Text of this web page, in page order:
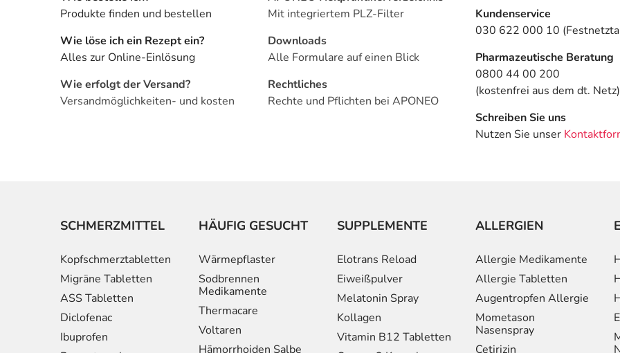
Produkte finden und bestellen
Wie löse ich ein Rezept ein?
Alles zur Online-Einlösung
Wie erfolgt der Versand?
Versandmöglichkeiten- und kosten
Mit integriertem PLZ-Filter
Downloads
Alle Formulare auf einen Blick
Rechtliches
Rechte und Pflichten bei APONEO
Kundenservice
030 622 000 10
Pharmazeutische Beratung
0800 44 00 200
(kostenfrei aus dem dt. Netz)
Schreiben Sie uns
Nutzen Sie unser
SCHMERZMITTEL
Kopfschmerztabletten
Migräne Tabletten
ASS Tabletten
Diclofenac
Ibuprofen
HÄUFIG GESUCHT
Wärmepflaster
Sodbrennen
Medikamente
Thermacare
Voltaren
Hämorrhoiden Salbe
SUPPLEMENTE
Elotrans Reload
Eiweißpulver
Melatonin Spray
Kollagen
Vitamin B12 Tabletten
ALLERGIEN
Allergie Medikamente
Allergie Tabletten
Augentropfen Allergie
Mometason
Nasenspray
Cetirizin